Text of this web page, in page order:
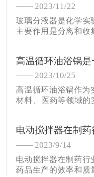
—— 2023/11/22
玻璃分液器是化学实
主要作用是分离和收
高温循环油浴锅
—— 2023/10/25
高温循环油浴锅作为实
材料、医药等领
电动搅拌器在制药
—— 2023/9/14
电动搅拌器在制药行业
药品生产的效率和质